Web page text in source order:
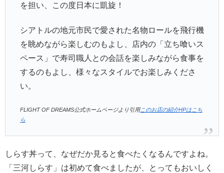
を担い、この度日本に凱旋！
シアトルの地元市民で愛された名物ロールを飛行機
を眺めながら楽しむのもよし、店内の「立ち喰いス
ペース」で寿司職人との会話を楽しみながら食事を
するのもよし、様々なスタイルでお楽しみくださ
い。
FLIGHT OF DREAMS公式ホームページより引用このお店の紹介HPはこち
ら
しらす丼って、なぜだか見ると食べたくなるんですよね。
「三河しらす」は初めて食べましたが、とってもおいしく